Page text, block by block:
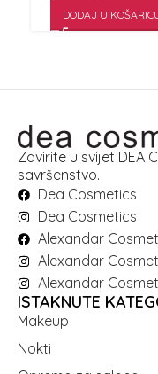
DODAJ U
Zavirite u svijet DEA
savršenstvo.
Dea Cosmetics
Dea Cosmetics
Alexandar
Alexandar
Alexandar
ISTAKNUTE
Makeup
Nokti